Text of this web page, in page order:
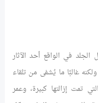
في الواقع أحد الآثار
غالبًا ما يُشفى من تلقاء
تمت إزالتها كبيرة، وعمر